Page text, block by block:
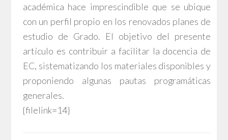
académica hace imprescindible que se ubique
con un perfil propio en los renovados planes de
estudio de Grado. El objetivo del presente
artículo es contribuir a facilitar la docencia de
EC, sistematizando los materiales disponibles y
proponiendo algunas pautas programáticas
generales.
{filelink=14}